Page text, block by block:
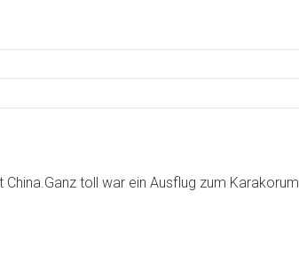
toll war ein Ausflug zum Karakorum